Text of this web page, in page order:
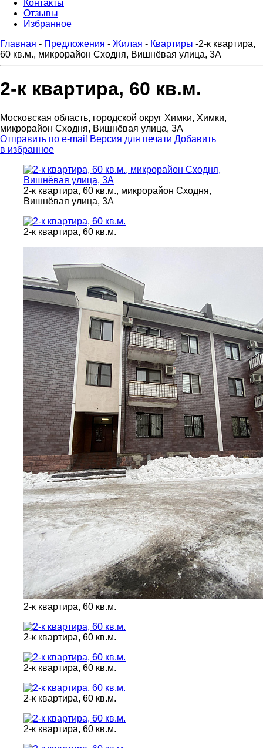
Контакты
Отзывы
Избранное
Главная - Предложения - Жилая - Квартиры -2-к квартира,
60 кв.м., микрорайон Сходня, Вишнёвая улица, 3А
2-к квартира, 60 кв.м.
Московская область, городской округ Химки, Химки,
микрорайон Сходня, Вишнёвая улица, 3А
Отправить по e-mail
Версия для печати Добавить
в избранное
2-к квартира, 60 кв.м., микрорайон Сходня,
Вишнёвая улица, 3А
2-к квартира, 60 кв.м.
2-к квартира, 60 кв.м.
2-к квартира, 60 кв.м.
2-к квартира, 60 кв.м.
2-к квартира, 60 кв.м.
2-к квартира, 60 кв.м.